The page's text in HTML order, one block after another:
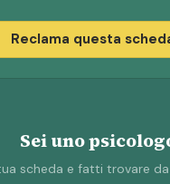
Reclama questa
Sei uno
scheda e fatti trovare